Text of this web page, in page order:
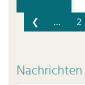
❮ … 2
Nachrichten